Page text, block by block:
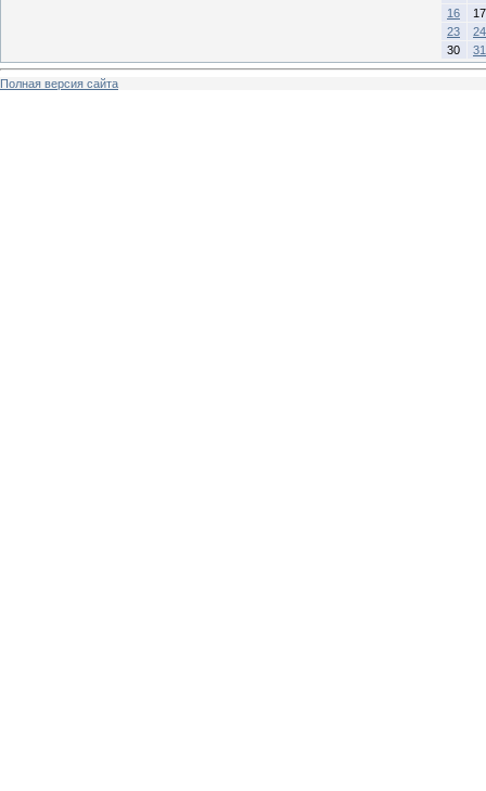
16
17
23
24
30
31
Полная версия сайта